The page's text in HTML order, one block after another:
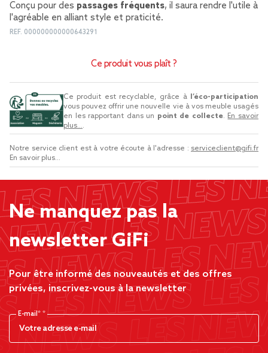
Conçu pour des passages fréquents, il saura rendre l'utile à
l'agréable en alliant style et praticité.
REF. 000000000000643291
Ce produit vous plaît ?
Ce produit est recyclable, grâce à
l’éco-participation
vous pouvez offrir une nouvelle vie à vos meuble usagés
en les rapportant dans un point de collecte. En savoir
plus....
Notre service client est à votre écoute à l'adresse : serviceclient@gifi.fr
En savoir plus...
Ne manquez pas la
newsletter GiFi
Pour être informé des nouveautés et des offres
privées, inscrivez-vous à la newsletter
E-mail*